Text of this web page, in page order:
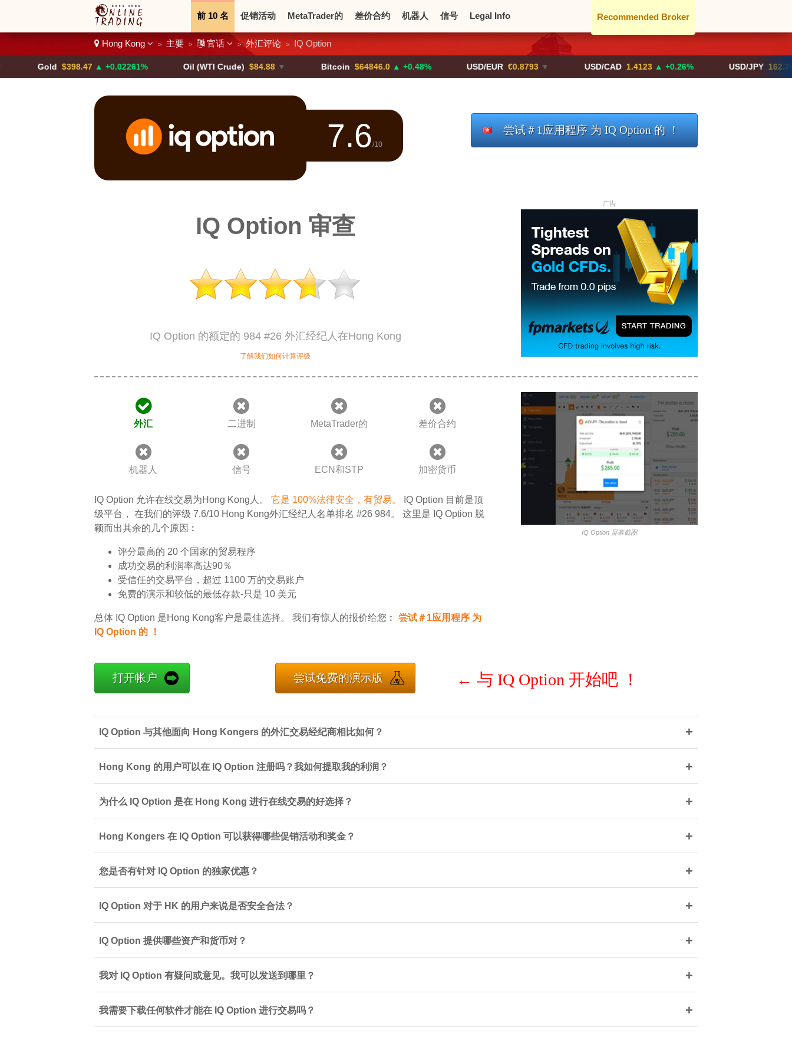
前 10 名 促销活动 MetaTrader的 差价合约 机器人 信号 Legal Info
二进制 加密货币 加密货币交易所
Recommended Broker
Hong Kong > 主要 > 官话 > 外汇评论 > IQ Option
$398.47 ▲ +0.02261% Oil (WTI Crude) $84.88 ▼ $64846.0 ▲ +0.48% USD/EUR €0.8793 ▼ USD/CAD 1.4123 ▲ +0.26% USD/JPY 162.70 ▲
7.6/10
尝试＃1应用程序 为 IQ Option 的 ！
广告
IQ Option 审查
IQ Option 的额定的 984 #26 外汇经纪人在Hong Kong
了解我们如何计算评级
IQ Option 屏幕截图
外汇 二进制 MetaTrader的 差价合约
机器人 信号 ECN和STP 加密货币
IQ Option 允许在线交易为Hong Kong人。 它是 100%法律安全，有贸易。
IQ Option 目前是顶
级平台， 在我们的评级 7.6/10 Hong Kong外汇经纪人名单排名 #26 984。 这里是 IQ Option 脱
颖而出其余的几个原因︰
评分最高的 20 个国家的贸易程序
成功交易的利润率高达90％
受信任的交易平台，超过 1100 万的交易账户
免费的演示和较低的最低存款-只是 10 美元
总体 IQ Option 是Hong Kong客户是最佳选择。 我们有惊人的报价给您︰ 尝试＃1应用程序 为
IQ Option 的 ！
打开帐户 尝试免费的演示版 ←与 IQ Option 开始吧 ！
IQ Option 与其他面向 Hong Kongers 的外汇交易经纪商相比如何？ +
Hong Kong 的用户可以在 IQ Option 注册吗？我如何提取我的利润？ +
为什么 IQ Option 是在 Hong Kong 进行在线交易的好选择？ +
Hong Kongers 在 IQ Option 可以获得哪些促销活动和奖金？ +
您是否有针对 IQ Option 的独家优惠？ +
IQ Option 对于 HK 的用户来说是否安全合法？ +
IQ Option 提供哪些资产和货币对？ +
我对 IQ Option 有疑问或意见。我可以发送到哪里？ +
我需要下载任何软件才能在 IQ Option 进行交易吗？ +